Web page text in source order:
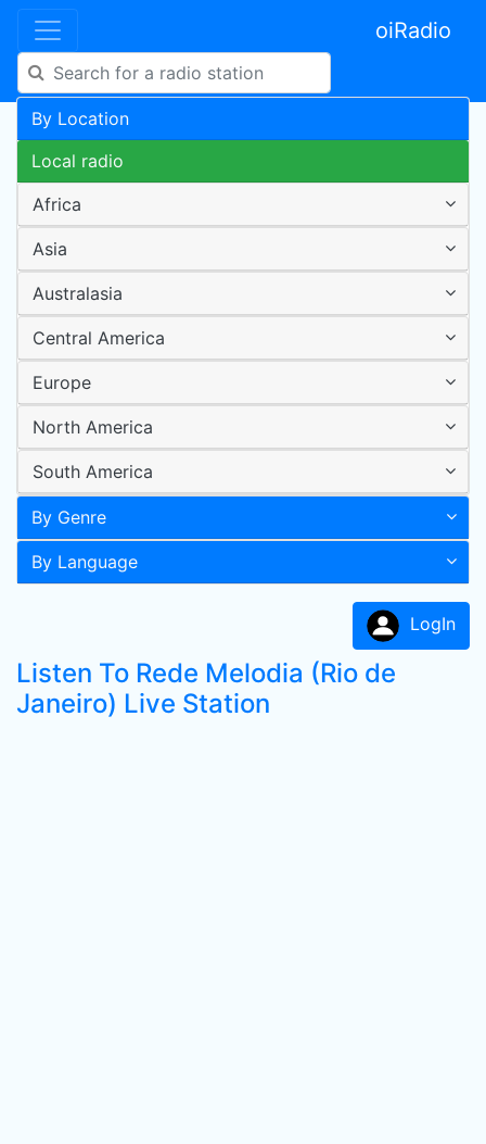
oiRadio
By Location
Local radio
Africa
Asia
Australasia
Central America
Europe
North America
South America
By Genre
By Language
LogIn
Listen To Rede Melodia (Rio de
Janeiro) Live Station